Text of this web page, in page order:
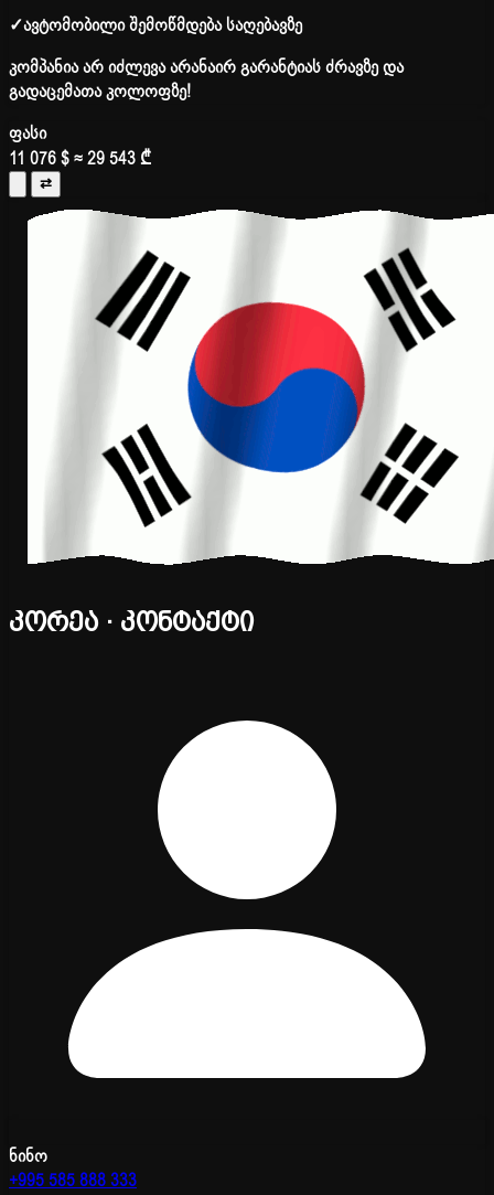
✓ავტომობილი შემოწმდება საღებავზე
კომპანია არ იძლევა არანაირ გარანტიას ძრავზე და
გადაცემათა კოლოფზე!
ფასი
11 076 $≈ 29 543 ₾
⇄
კორეა · კონტაქტი
ნინო
+995 585 888 333